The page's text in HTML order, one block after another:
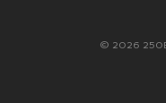
© 2026